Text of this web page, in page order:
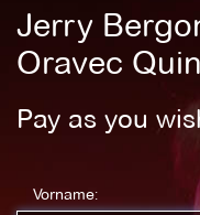
Jerry
Oravec
Pay as you
Vorname: